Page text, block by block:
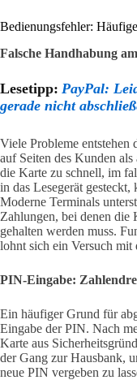
Bedienungsfehler:
Falsche Handhabung
Lesetipp: PayPal:
gerade nicht
Viele Probleme entstehen
auf Seiten des Kunden
die Karte zu schnell, im
in das Lesegerät gesteckt,
Moderne Terminals
Zahlungen, bei denen die
gehalten werden muss.
lohnt sich ein Versuch mit
PIN-Eingabe:
Ein häufiger Grund für
Eingabe der PIN. Nach
Karte aus
der Gang zur Hausbank,
neue PIN vergeben zu